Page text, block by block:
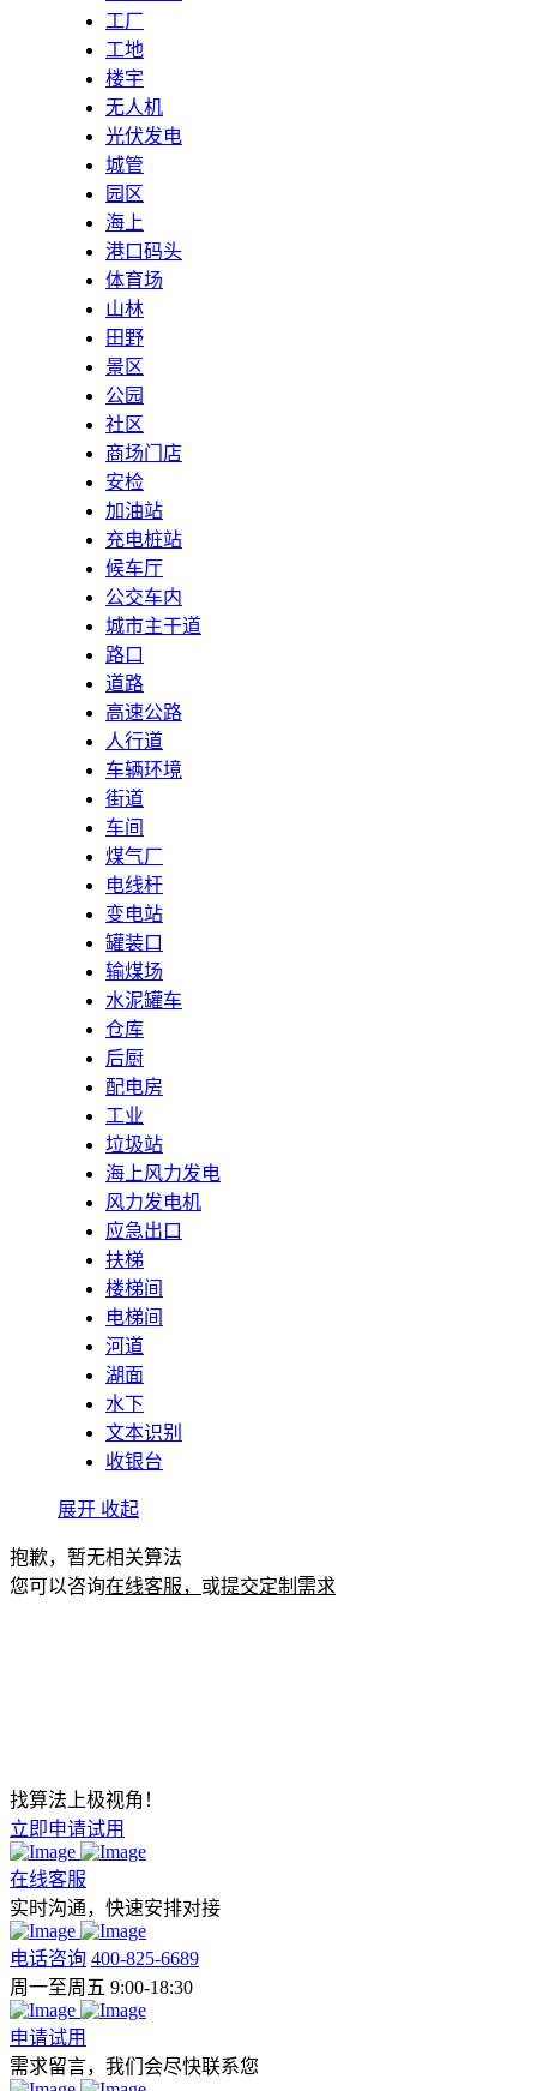
工厂
工地
楼宇
无人机
光伏发电
城管
园区
海上
港口码头
体育场
山林
田野
景区
公园
社区
商场门店
安检
加油站
充电桩站
候车厅
公交车内
城市主干道
路口
道路
高速公路
人行道
车辆环境
街道
车间
煤气厂
电线杆
变电站
罐装口
输煤场
水泥罐车
仓库
后厨
配电房
工业
垃圾站
海上风力发电
风力发电机
应急出口
扶梯
楼梯间
电梯间
河道
湖面
水下
文本识别
收银台
展开 收起
抱歉，暂无相关算法
您可以咨询在线客服， 或提交定制需求
找算法上极视角！
立即申请试用
在线客服
实时沟通，快速安排对接
电话咨询 400-825-6689
周一至周五 9:00-18:30
申请试用
需求留言，我们会尽快联系您